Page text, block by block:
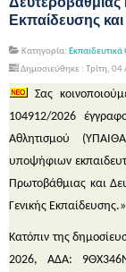
Εκπαίδευσης
Κατηγορία:
Δημοσιεύθηκε : Τρίτη,
Σας
104912/2026
Αθλητισμού
υποψήφιων
Πρωτοβάθμιας και
Γενικής Εκπαίδευσης.»
Κατόπιν της
2026, ΑΔΑ: